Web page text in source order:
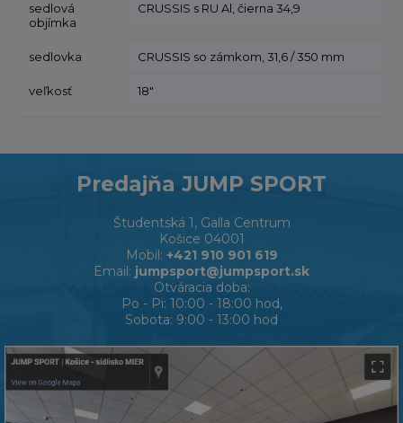
sedlová
objímka
CRUSSIS s RU Al, čierna 34,9
sedlovka CRUSSIS so zámkom, 31,6 / 350 mm
veľkosť 18"
Predajňa JUMP SPORT
Študentská 1, Galla Centrum
Košice 04001
Mobil: +421 910 901 619
Email: jumpsport@jumpsport.sk
Otváracia doba:
Po - Pi: 10:00 - 18:00 hod,
Sobota: 9:00 - 13:00 hod